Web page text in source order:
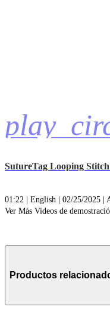
SutureTag Looping
01:22 | English | 02/25/2025 |
Ver Más Videos de
Productos